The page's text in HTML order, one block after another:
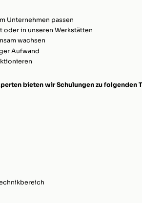
Unternehmen passen
oder in unseren Werkstätten
wachsen
Aufwand
bieten wir Schulungen zu folgenden